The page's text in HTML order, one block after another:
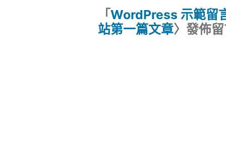
「WordPress 示範留
站第一篇文章〉發佈